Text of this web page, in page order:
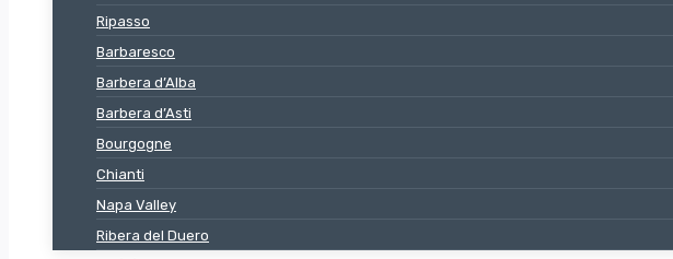
Ripasso
Barbaresco
Barbera d’Alba
Barbera d’Asti
Bourgogne
Chianti
Napa Valley
Ribera del Duero